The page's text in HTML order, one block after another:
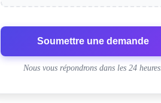
Soumettre une demande
Nous vous répondrons dans les 24 heures.